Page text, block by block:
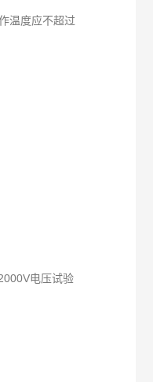
温度应不超过
电压试验